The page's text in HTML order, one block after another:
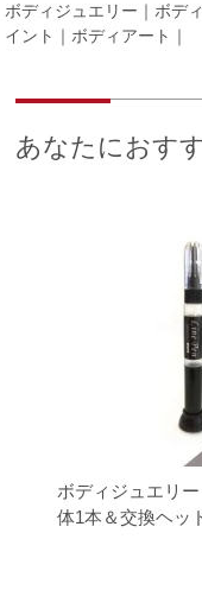
ボディジュエリー｜ボデ
イント｜ボディアート｜
あなたにおす
ボディジュエリ
体1本＆交換ヘッ